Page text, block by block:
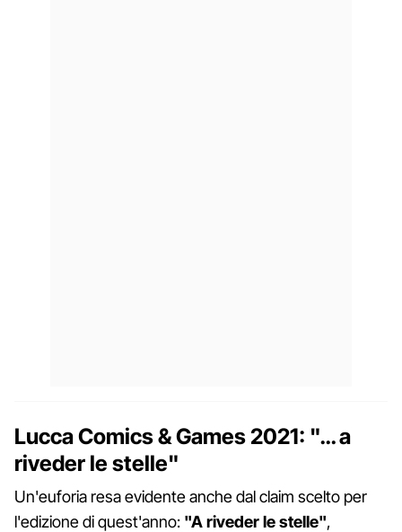
Lucca Comics & Games 2021: "… a
riveder le stelle"
Un'euforia resa evidente anche dal claim scelto per
l'edizione di quest'anno: "A riveder le stelle",